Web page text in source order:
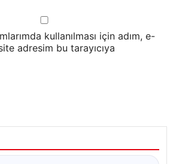
kullanılması için adım, e-
adresim bu tarayıcıya